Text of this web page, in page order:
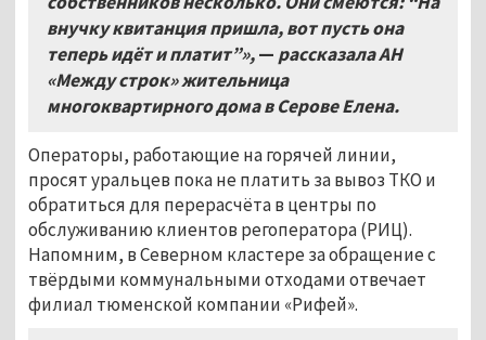
внучку квитанция пришла, вот пусть она
теперь идёт и платит”»,— рассказала АН
«Между строк» жительница
многоквартирного дома в Серове Елена.
Операторы, работающие на горячей линии,
просят уральцев пока не платить за вывоз ТКО и
обратиться для перерасчёта в центры по
обслуживанию клиентов регоператора (РИЦ).
Напомним, в Северном кластере за обращение с
твёрдыми коммунальными отходами отвечает
филиал тюменской компании «Рифей».